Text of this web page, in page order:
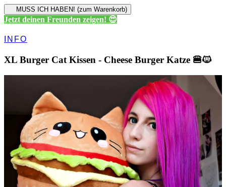
MUSS ICH HABEN! (zum Warenkorb)
Jetzt deinen Freunden zeigen! 😍
INFO
XL Burger Cat Kissen - Cheese Burger Katze 🍔🐱